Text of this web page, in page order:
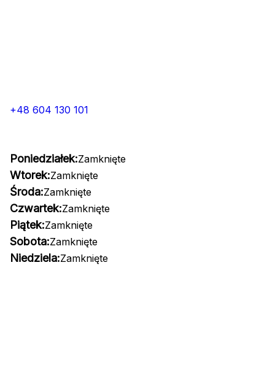
+48 604 130 101
Poniedziałek:Zamknięte
Wtorek:Zamknięte
Środa:Zamknięte
Czwartek:Zamknięte
Piątek:Zamknięte
Sobota:Zamknięte
Niedziela:Zamknięte